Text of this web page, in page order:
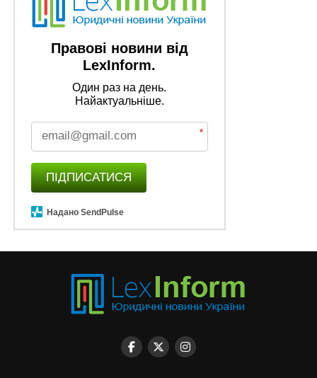
Правові новини від
LexInform.
Один раз на день.
Найактуальніше.
*
ПІДПИСАТИСЯ
Надано SendPulse